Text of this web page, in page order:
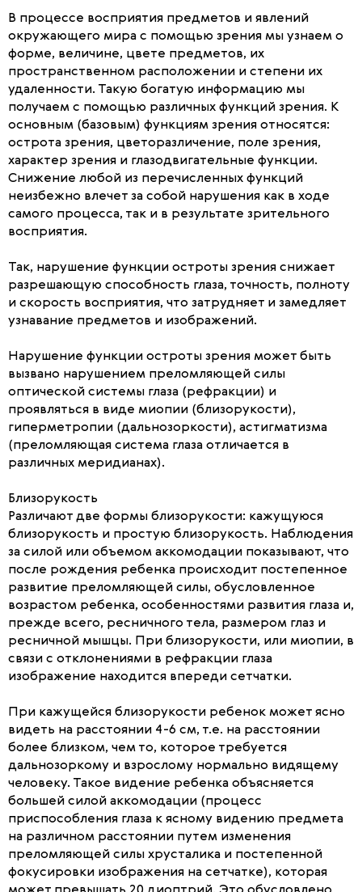
В процессе восприятия предметов и явлений
окружающего мира с помощью зрения мы узнаем о
форме, величине, цвете предметов, их
пространственном расположении и степени их
удаленности. Такую богатую информацию мы
получаем с помощью различных функций зрения. К
основным (базовым) функциям зрения относятся:
острота зрения, цветоразличение, поле зрения,
характер зрения и глазодвигательные функции.
Снижение любой из перечисленных функций
неизбежно влечет за собой нарушения как в ходе
самого процесса, так и в результате зрительного
восприятия.
Так, нарушение функции остроты зрения снижает
разрешающую способность глаза, точность, полноту
и скорость восприятия, что затрудняет и замедляет
узнавание предметов и изображений.
Нарушение функции остроты зрения может быть
вызвано нарушением преломляющей силы
оптической системы глаза (рефракции) и
проявляться в виде миопии (близорукости),
гиперметропии (дальнозоркости), астигматизма
(преломляющая система глаза отличается в
различных меридианах).
Близорукость
Различают две формы близорукости: кажущуюся
близорукость и простую близорукость. Наблюдения
за силой или объемом аккомодации показывают, что
после рождения ребенка происходит постепенное
развитие преломляющей силы, обусловленное
возрастом ребенка, особенностями развития глаза и,
прежде всего, ресничного тела, размером глаз и
ресничной мышцы. При близорукости, или миопии, в
связи с отклонениями в рефракции глаза
изображение находится впереди сетчатки.
При кажущейся близорукости ребенок может ясно
видеть на расстоянии 4-6 см, т.е. на расстоянии
более близком, чем то, которое требуется
дальнозоркому и взрослому нормально видящему
человеку. Такое видение ребенка объясняется
большей силой аккомодации (процесс
приспособления глаза к ясному видению предмета
на различном расстоянии путем изменения
преломляющей силы хрусталика и постепенной
фокусировки изображения на сетчатке), которая